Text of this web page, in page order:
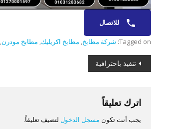
للاتصال
Tagged on: شركة مطابخ, مطابخ اكريليك, مطابخ مودرن,
تصفّح
تنفيذ باحترافية
اترك تعليقاً
يجب أنت تكون مسجل الدخول لتضيف تعليقاً.